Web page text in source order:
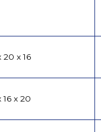
x 16
x 20